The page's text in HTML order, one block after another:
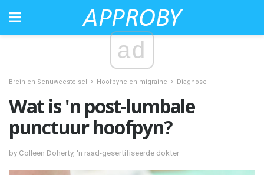
ad
Brein en Senuweestelsel Hoofpyne en migraine Diagnose
Wat is 'n post-lumbale
punctuur hoofpyn?
by Colleen Doherty, 'n raad-gesertifiseerde dokter